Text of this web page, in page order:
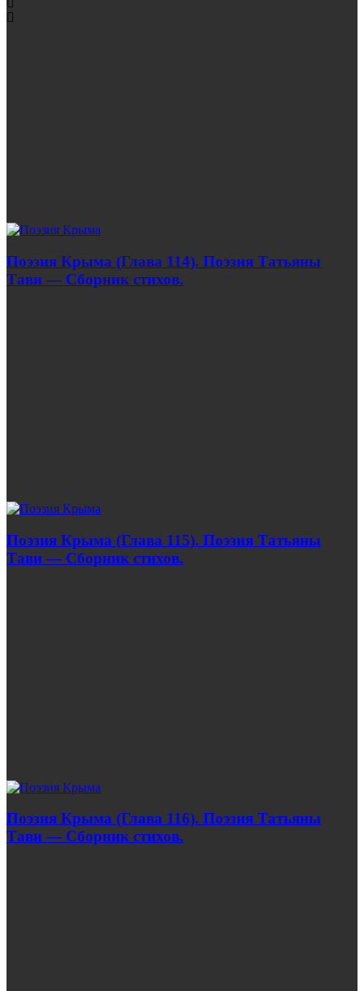
Поэзия Крыма (Глава 114). Поэзия Татьяны
Тави — Сборник стихов.
Поэзия Крыма (Глава 115). Поэзия Татьяны
Тави — Сборник стихов.
Поэзия Крыма (Глава 116). Поэзия Татьяны
Тави — Сборник стихов.